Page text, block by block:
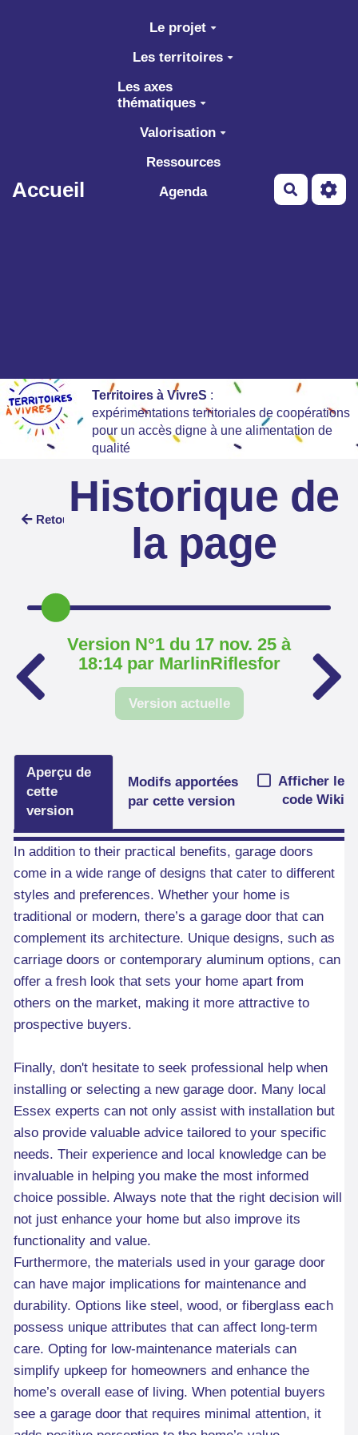
Aller au contenu principal
Accueil
Le projet
Les territoires
Les axes
thématiques
Valorisation
Ressources
Agenda
Territoires à VivreS :
expérimentations territoriales de coopérations
pour un accès digne à une alimentation de
qualité
Retour Historique de
la page
Version N°1 du 17 nov. 25 à
18:14 par MarlinRiflesfor
Version actuelle
Aperçu de
cette
version
Modifs apportées
par cette version
Afficher le
code Wiki